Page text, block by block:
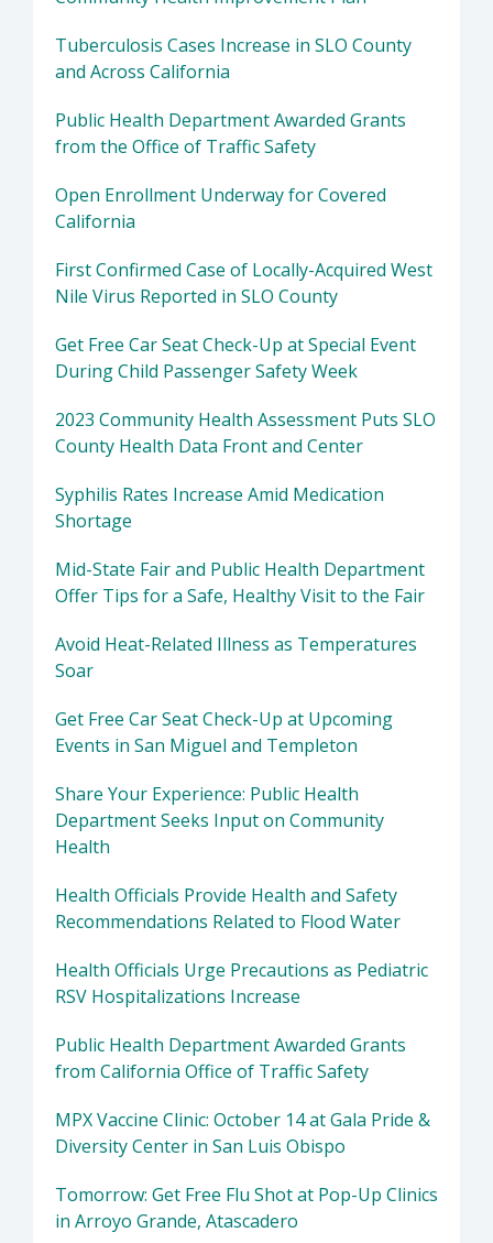
Tuberculosis Cases Increase in SLO County
and Across California
Public Health Department Awarded Grants
from the Office of Traffic Safety
Open Enrollment Underway for Covered
California
First Confirmed Case of Locally-Acquired West
Nile Virus Reported in SLO County
Get Free Car Seat Check-Up at Special Event
During Child Passenger Safety Week
2023 Community Health Assessment Puts SLO
County Health Data Front and Center
Syphilis Rates Increase Amid Medication
Shortage
Mid-State Fair and Public Health Department
Offer Tips for a Safe, Healthy Visit to the Fair
Avoid Heat-Related Illness as Temperatures
Soar
Get Free Car Seat Check-Up at Upcoming
Events in San Miguel and Templeton
Share Your Experience: Public Health
Department Seeks Input on Community
Health
Health Officials Provide Health and Safety
Recommendations Related to Flood Water
Health Officials Urge Precautions as Pediatric
RSV Hospitalizations Increase
Public Health Department Awarded Grants
from California Office of Traffic Safety
MPX Vaccine Clinic: October 14 at Gala Pride &
Diversity Center in San Luis Obispo
Tomorrow: Get Free Flu Shot at Pop-Up Clinics
in Arroyo Grande, Atascadero